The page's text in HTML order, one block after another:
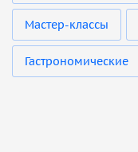
Мастер-классы
Гастрономические